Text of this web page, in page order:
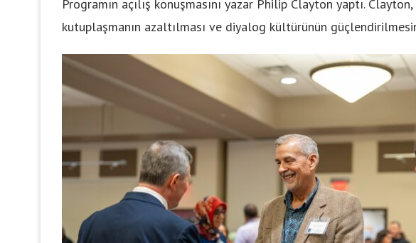
Programın açılış konuşmasını yazar Philip Clayton yaptı.
kutuplaşmanın azaltılması ve diyalog kültürünün